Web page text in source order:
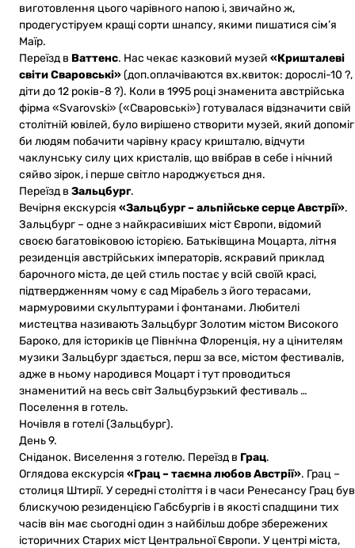
виготовлення цього чарівного напою і, звичайно ж,
продегустіруем кращі сорти шнапсу, якими пишатися сім’я
Маїр.
Переїзд в Ваттенс. Нас чекає казковий музей «Кришталеві
світи Сваровські»(доп.оплачіваются вх.квиток: дорослі-10 ?,
діти до 12 років-8 ?). Коли в 1995 році знаменита австрійська
фірма «Svarovski» («Сваровські») готувалася відзначити свій
столітній ювілей, було вирішено створити музей, який допоміг
би людям побачити чарівну красу кришталю, відчути
чаклунську силу цих кристалів, що ввібрав в себе і нічний
сяйво зірок, і перше світло народжується дня.
Переїзд в Зальцбург.
Вечірня екскурсія «Зальцбург – альпійське серце Австрії».
Зальцбург – одне з найкрасивіших міст Європи, відомий
своєю багатовіковою історією. Батьківщина Моцарта, літня
резиденція австрійських імператорів, яскравий приклад
барочного міста, де цей стиль постає у всій своїй красі,
підтвердженням чому є сад Мірабель з його терасами,
мармуровими скульптурами і фонтанами. Любителі
мистецтва називають Зальцбург Золотим містом Високого
Бароко, для істориків це Північна Флоренція, ну а цінителям
музики Зальцбург здається, перш за все, містом фестивалів,
адже в ньому народився Моцарт і тут проводиться
знаменитий на весь світ Зальцбурзький фестиваль …
Поселення в готель.
Ночівля в готелі (Зальцбург).
День 9.
Сніданок. Виселення з готелю. Переїзд в Грац.
Оглядова екскурсія «Грац – таємна любов Австрії». Грац –
столиця Штирії. У середні століття і в часи Ренесансу Грац був
блискучою резиденцією Габсбургів і в якості спадщини тих
часів він має сьогодні один з найбільш добре збережених
історичних Старих міст Центральної Європи. У центрі міста,